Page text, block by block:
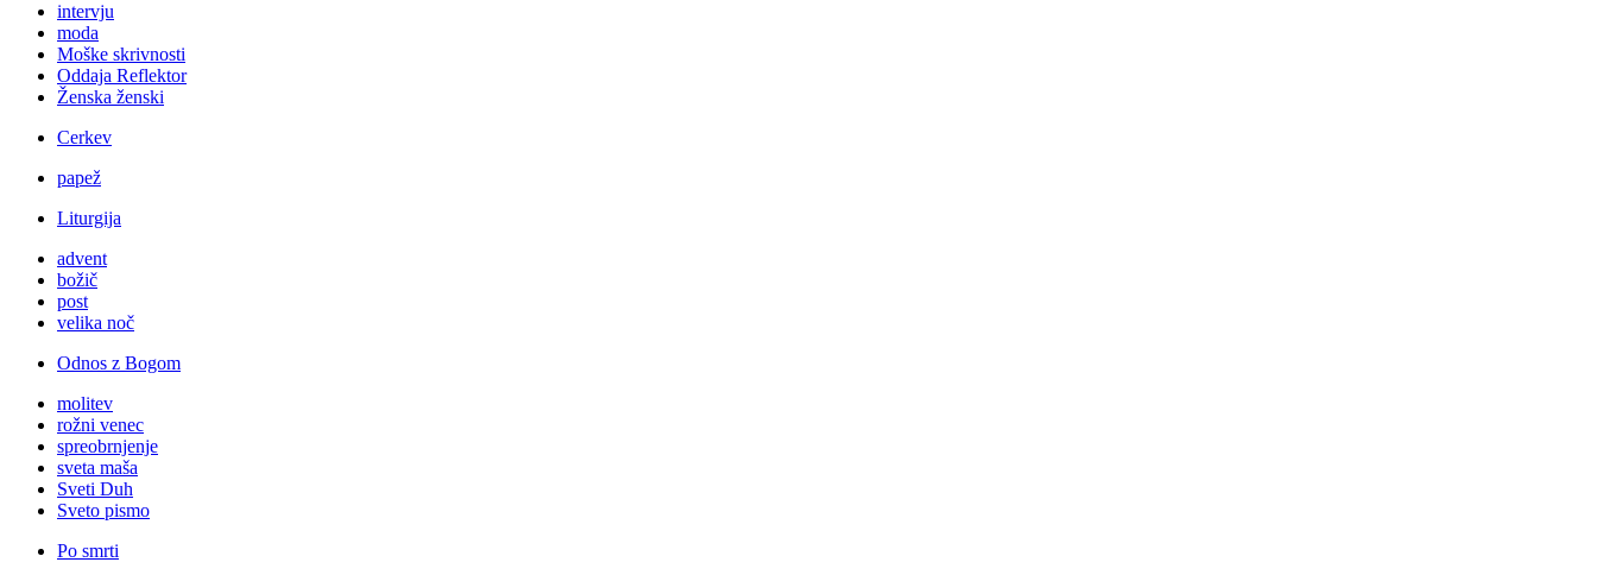
intervju
moda
Moške skrivnosti
Oddaja Reflektor
Ženska ženski
Cerkev
papež
Liturgija
advent
božič
post
velika noč
Odnos z Bogom
molitev
rožni venec
spreobrnjenje
sveta maša
Sveti Duh
Sveto pismo
Po smrti